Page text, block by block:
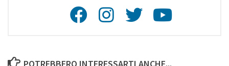
Facebook